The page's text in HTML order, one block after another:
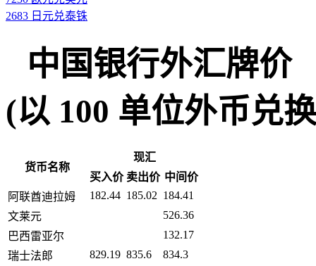
2683 日元兑泰铢
中国银行外汇牌价
(以 100 单位外币兑
货币名称
现汇
买入价 卖出价 中间价
阿联酋迪拉姆
182.44 185.02 184.41
文莱元
526.36
巴西雷亚尔
132.17
瑞士法郎
829.19 835.6
834.3